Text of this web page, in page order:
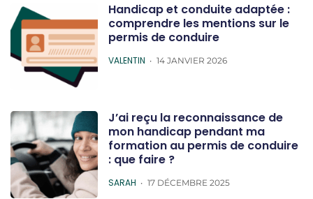
Handicap et conduite adaptée :
comprendre les mentions sur le
permis de conduire
POSTED
VALENTIN 14 JANVIER 2026
J’ai reçu la reconnaissance de
mon handicap pendant ma
formation au permis de conduire
: que faire ?
POSTED
SARAH 17 DÉCEMBRE 2025